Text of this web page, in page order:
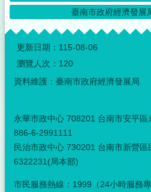
臺南市政府經濟發展
:::
更新日期： 115-08-06
瀏覽人次： 120
資料維護：臺南市政府經濟發展局
永華市政中心 708201 台南市安平區
886-6-2991111
民治市政中心 730201 台南市新營
6322231(局本部)
市民服務熱線：1999（24小時服務專